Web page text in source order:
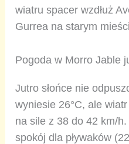
wiatru spacer wzdłuż
Gurrea na starym
Pogoda w Morro Jable
Jutro słońce nie
wyniesie 26°C, ale
na sile z 38 do 42 km/
spokój dla pływaków